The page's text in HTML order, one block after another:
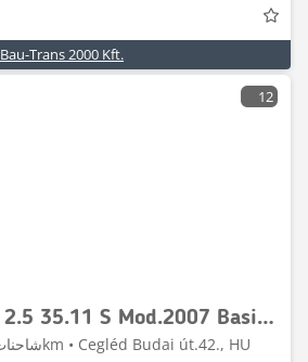
Bau-Trans 2000 Kft.
12
Nissan CABSTAR 2.5 35.11 S Mod.2007 Basic GIMAEX 712 TEL
شاحنات قلابة • 2009 • 132616km • Cegléd Budai út.42., HU